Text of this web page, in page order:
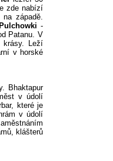
zde nabízí
západě.
Pulchowki -
Patanu. V
krásy. Leží
v horské
Bhaktapur
v údolí
které je
v údolí
klášterů